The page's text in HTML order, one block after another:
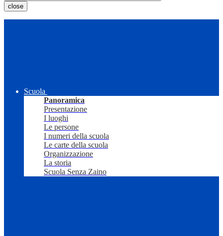
close
Scuola
Panoramica
Presentazione
I luoghi
Le persone
I numeri della scuola
Le carte della scuola
Organizzazione
La storia
Scuola Senza Zaino